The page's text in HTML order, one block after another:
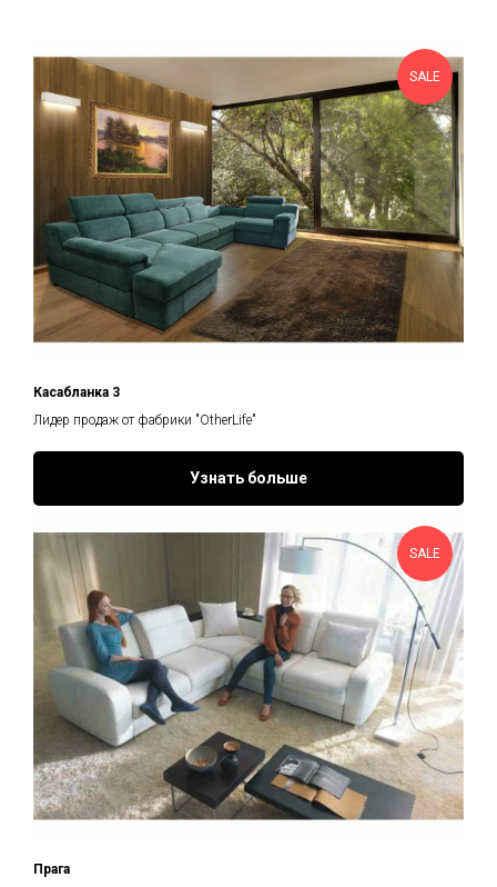
SALE
Касабланка 3
Лидер продаж от фабрики "OtherLife"
Узнать больше
SALE
Прага